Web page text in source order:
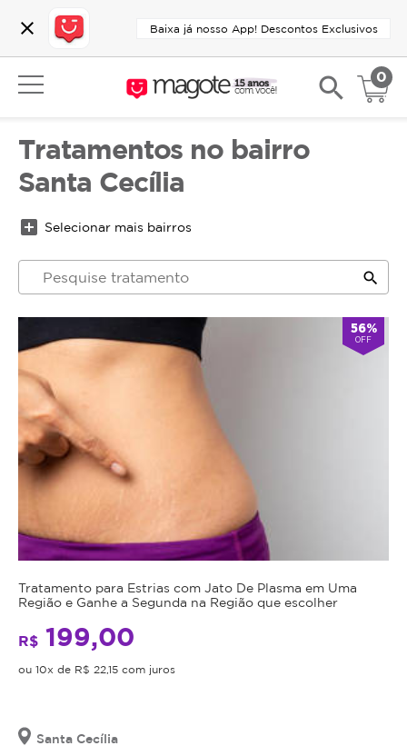
close Baixa já nosso App! Descontos Exclusivos
search 0
Tratamentos no bairro
Santa Cecília
add_box Selecionar mais bairros
search
56%
OFF
Tratamento para Estrias com Jato De Plasma em Uma
Região e Ganhe a Segunda na Região que escolher
R$ 199,00
ou 10x de R$ 22,15 com juros
Santa Cecília